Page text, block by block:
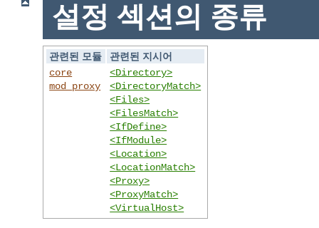
설정 섹션의 종류
관련된 모듈
관련된 지시어
core
mod_proxy
<Directory>
<DirectoryMatch>
<Files>
<FilesMatch>
<IfDefine>
<IfModule>
<Location>
<LocationMatch>
<Proxy>
<ProxyMatch>
<VirtualHost>